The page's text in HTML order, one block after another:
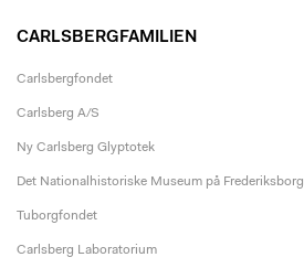
CARLSBERGFAMILIEN
Carlsbergfondet
Carlsberg A/S
Ny Carlsberg Glyptotek
Det Nationalhistoriske Museum på Frederiksborg
Tuborgfondet
Carlsberg Laboratorium